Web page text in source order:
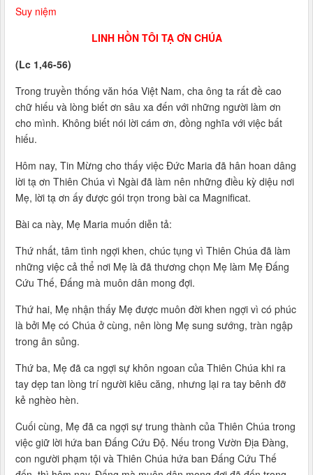
Suy niệm
LINH HỒN TÔI TẠ ƠN CHÚA
(Lc 1,46-56)
Trong truyền thống văn hóa Việt Nam, cha ông ta rất đề cao
chữ hiếu và lòng biết ơn sâu xa đến với những người làm ơn
cho mình. Không biết nói lời cám ơn, đồng nghĩa với việc bất
hiếu.
Hôm nay, Tin Mừng cho thấy việc Đức Maria đã hân hoan dâng
lời tạ ơn Thiên Chúa vì Ngài đã làm nên những điều kỳ diệu nơi
Mẹ, lời tạ ơn ấy được gói trọn trong bài ca Magnificat.
Bài ca này, Mẹ Maria muốn diễn tả:
Thứ nhất, tâm tình ngợi khen, chúc tụng vì Thiên Chúa đã làm
những việc cả thể nơi Mẹ là đã thương chọn Mẹ làm Mẹ Đấng
Cứu Thế, Đấng mà muôn dân mong đợi.
Thứ hai, Mẹ nhận thấy Mẹ được muôn đời khen ngợi vì có phúc
là bởi Mẹ có Chúa ở cùng, nên lòng Mẹ sung sướng, tràn ngập
trong ân sủng.
Thứ ba, Mẹ đã ca ngợi sự khôn ngoan của Thiên Chúa khi ra
tay dẹp tan lòng trí người kiêu căng, nhưng lại ra tay bênh đỡ
kẻ nghèo hèn.
Cuối cùng, Mẹ đã ca ngợi sự trung thành của Thiên Chúa trong
việc giữ lời hứa ban Đấng Cứu Độ. Nếu trong Vườn Địa Đàng,
con người phạm tội và Thiên Chúa hứa ban Đấng Cứu Thế